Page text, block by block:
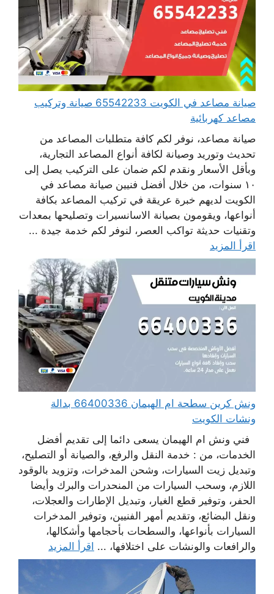
صيانة مصاعد في الكويت 65542233 صيانة وتركيب
مصاعد كهربائية
صيانة مصاعد، نوفر لكم كافة متطلبات المصاعد من
تحديث وتوريد وصيانة لكافة أنواع المصاعد التجارية،
وبأقل الأسعار ونقدم لكم ضمان على التركيب يصل إلى
١٠ سنوات، من خلال أفضل فنيين صيانة مصاعد في
الكويت لديهم خبرة عريقة في تركيب المصاعد بكافة
أنواعها، ويقومون بصيانة الاسانسيرات وتصليحها بمعدات
وتقنيات حديثة تواكب العصر، لنوفر لكم خدمة جيدة ...
اقرأ المزيد
ونش كرين سطحة ام الهيمان 66400336 بدالة
ونشات الكويت
فني ونش ام الهيمان يسعى دائما إلى تقديم أفضل
الخدمات، من : خدمة النقل والرفع، والصيانة أو التصليح،
وتبديل زيت السيارات، وشحن المدخرات، وتزويد بالوقود
اللازم، وسحب السيارات من المنحدرات والبرك وأيضا
الحفر، وتوفير قطع الغيار، وتبديل الإطارات والعجلات،
ونقل البضائع، وتقديم أمهر الفنيين، وتوفير المدخرات
السيارات بأنواعها، والسطحات بأحجامها وأشكالها،
والرافعات والونشات على اختلافها، ... اقرأ المزيد